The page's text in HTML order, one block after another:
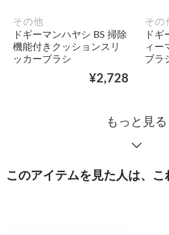
その他
ドギーマンハヤシ BS 掃除
機能付きクッションスリ
ッカーブラシ
¥2,728
その
ド
ィー
ブラ
もっと見る
このアイテムを見た人は、